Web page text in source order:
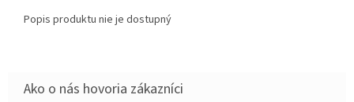
Popis produktu nie je dostupný